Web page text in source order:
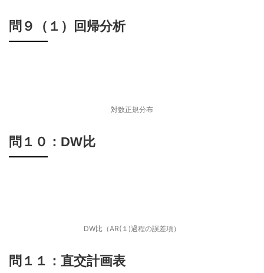
問９（１）回帰分析
対数正規分布
問１０：DW比
DW比（AR(１)過程の誤差項）
問１１：直交計画表